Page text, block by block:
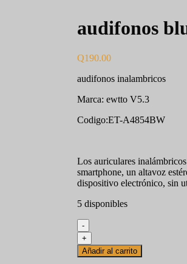
audifonos
Q190.00
audifonos inalambricos
Marca: ewtto V5.3
Codigo:ET-A4854BW
Los auriculares
smartphone, un altavoz
dispositivo electrónico, sin
5 disponibles
-
audifonos
bluetooth
ewtto
+
Añadir al carrito